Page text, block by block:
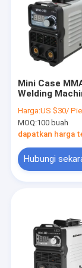
Mini Case
Welding
IGBT Inverter
Harga:US $30/
MOQ:100 buah
dapatkan harga
Hubungi